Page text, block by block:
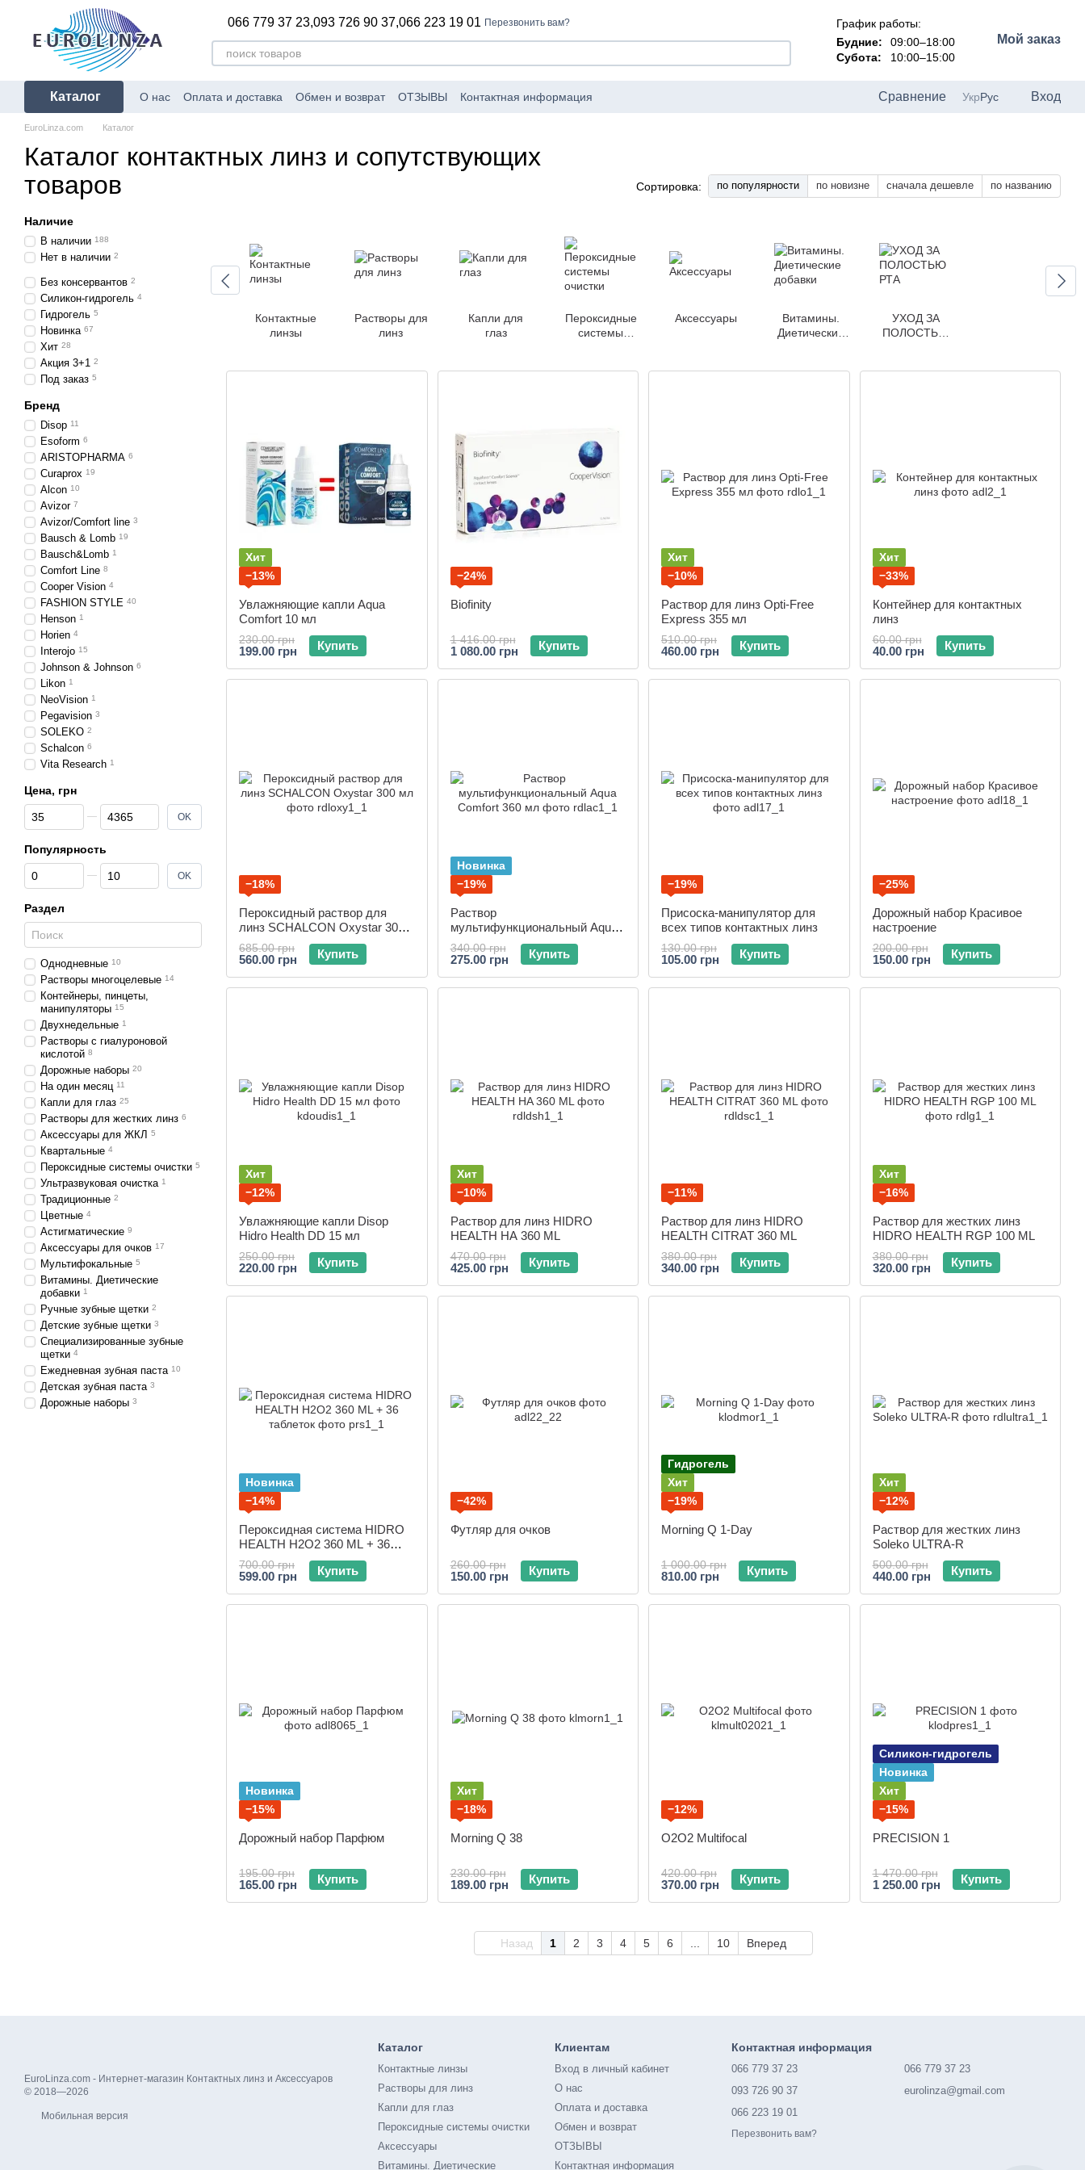
Перейти к основному контенту
066 779 37 23,093 726 90 37,066 223 19 01 Перезвонить вам?
График работы:
Будние:
09:00–18:00
Субота:
10:00–15:00
Мой заказ
Каталог О нас Оплата и доставка Обмен и возврат ОТЗЫВЫ
Контактная информация
Сравнение УкрРус Вход
EuroLinza.com Каталог
Каталог контактных линз и сопутствующих
товаров
Сортировка: по популярности по новизне сначала дешевле по названию
Контактные
линзы
Растворы для
линз
Капли для
глаз
Пероксидные
системы
Аксессуары
Витамины.
Диетические
УХОД ЗА
ПОЛОСТЬЮ
Хит
−13%
Увлажняющие капли Aqua
Comfort 10 мл
230.00 грн
199.00 грн Купить
−24%
Biofinity
1 416.00 грн
1 080.00 грн Купить
Хит
−10%
Раствор для линз Opti-Free
Express 355 мл
510.00 грн
460.00 грн Купить
Хит
−33%
Контейнер для контактных
линз
60.00 грн
40.00 грн Купить
−18%
Пероксидный раствор для
линз SCHALCON Oxystar 300
мл
685.00 грн
560.00 грн Купить
Новинка
−19%
Раствор
мультифункциональный Aqua
Comfort 360 мл
340.00 грн
275.00 грн Купить
−19%
Присоска-манипулятор для
всех типов контактных линз
130.00 грн
105.00 грн Купить
−25%
Дорожный набор Красивое
настроение
200.00 грн
150.00 грн Купить
Хит
−12%
Увлажняющие капли Disop
Hidro Health DD 15 мл
250.00 грн
220.00 грн Купить
Хит
−10%
Раствор для линз HIDRO
HEALTH HA 360 ML
470.00 грн
425.00 грн Купить
−11%
Раствор для линз HIDRO
HEALTH CITRAT 360 ML
380.00 грн
340.00 грн Купить
Хит
−16%
Раствор для жестких линз
HIDRO HEALTH RGP 100 ML
380.00 грн
320.00 грн Купить
Новинка
−14%
Пероксидная система HIDRO
HEALTH H2O2 360 ML + 36
таблеток
700.00 грн
599.00 грн Купить
−42%
Футляр для очков
260.00 грн
150.00 грн Купить
Гидрогель
Хит
−19%
Morning Q 1-Day
1 000.00 грн
810.00 грн Купить
Хит
−12%
Раствор для жестких линз
Soleko ULTRA-R
500.00 грн
440.00 грн Купить
Новинка
−15%
Дорожный набор Парфюм
195.00 грн
165.00 грн Купить
Хит
−18%
Morning Q 38
230.00 грн
189.00 грн Купить
−12%
O2O2 Multifocal
420.00 грн
370.00 грн Купить
Силикон-гидрогель
Новинка
Хит
−15%
PRECISION 1
1 470.00 грн
1 250.00 грн Купить
Назад 1 2 3 4 5 6 10 Вперед
Наличие
В наличии 188
Нет в наличии 2
Без консервантов 2
Силикон-гидрогель 4
Гидрогель 5
Новинка 67
Хит 28
Акция 3+1 2
Под заказ 5
Бренд
Disop 11
Esoform 6
ARISTOPHARMA 6
Curaprox 19
Alcon 10
Avizor 7
Avizor/Comfort line 3
Bausch & Lomb 19
Bausch&Lomb 1
Comfort Line 8
Cooper Vision 4
FASHION STYLE 40
Henson 1
Horien 4
Interojo 15
Johnson & Johnson 6
Likon 1
NeoVision 1
Pegavision 3
SOLEKO 2
Schalcon 6
Vita Research 1
Цена, грн
От Цена, грн
До Цена, грн OK
Популярность
От Популярность
До Популярность OK
Раздел
Однодневные 10
Растворы многоцелевые 14
Контейнеры, пинцеты,
манипуляторы 15
Двухнедельные 1
Растворы с гиалуроновой
кислотой 8
Дорожные наборы 20
На один месяц 11
Капли для глаз 25
Растворы для жестких линз 6
Аксессуары для ЖКЛ 5
Квартальные 4
Пероксидные системы очистки 5
Ультразвуковая очистка 1
Традиционные 2
Цветные 4
Астигматические 9
Аксессуары для очков 17
Мультифокальные 5
Витамины. Диетические
добавки 1
Ручные зубные щетки 2
Детские зубные щетки 3
Специализированные зубные
щетки 4
Ежедневная зубная паста 10
Детская зубная паста 3
Дорожные наборы 3
EuroLinza.com - Интернет-магазин Контактных линз и Аксессуаров
© 2018—2026
Мобильная версия
Каталог
Контактные линзы
Растворы для линз
Капли для глаз
Пероксидные системы очистки
Аксессуары
Витамины. Диетические
Клиентам
Вход в личный кабинет
О нас
Оплата и доставка
Обмен и возврат
ОТЗЫВЫ
Контактная информация
Контактная информация
066 779 37 23
093 726 90 37
066 223 19 01
Перезвонить вам?
066 779 37 23
eurolinza@gmail.com